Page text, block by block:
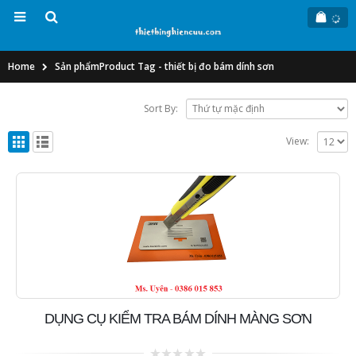
Home Sản phẩmProduct Tag -thiết bị đo bám dính sơn
Sort By:
View:
DỤNG CỤ KIỂM TRA BÁM DÍNH MÀNG SƠN